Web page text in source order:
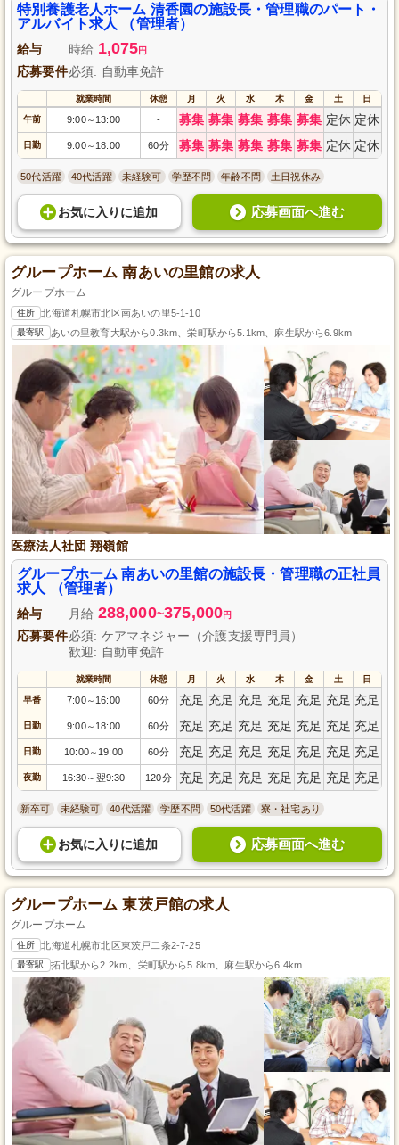
特別養護老人ホーム 清香園の施設長・管理職のパート・
アルバイト求人 （管理者）
給与 時給 1,075円
応募要件必須: 自動車免許
就業時間 休憩 月 火 水 木 金 土 日
午前 9:00～ 13:00 - 募集 募集 募集 募集 募集 定休 定休
日勤 9:00～ 18:00 60分 募集 募集 募集 募集 募集 定休 定休
50代活躍 40代活躍 未経験可 学歴不問 年齢不問 土日祝休み
お気に入り に追加 応募画面へ進む
グループホーム 南あいの里館の求人
グループホーム
住所 北海道札幌市北区南あいの里5-1-10
最寄駅 あいの里教育大駅から0.3km、栄町駅から5.1km、麻生駅から6.9km
医療法人社団 翔嶺館
グループホーム 南あいの里館の施設長・管理職の正社員
求人 （管理者）
給与 月給 288,000~375,000円
応募要件必須: ケアマネジャー（介護支援専門員）
歓迎: 自動車免許
就業時間 休憩 月 火 水 木 金 土 日
早番 7:00～ 16:00 60分 充足 充足 充足 充足 充足 充足 充足
日勤 9:00～ 18:00 60分 充足 充足 充足 充足 充足 充足 充足
日勤 10:00～ 19:00 60分 充足 充足 充足 充足 充足 充足 充足
夜勤 16:30～ 翌9:30 120分 充足 充足 充足 充足 充足 充足 充足
新卒可 未経験可 40代活躍 学歴不問 50代活躍 寮・社宅あり
お気に入り に追加 応募画面へ進む
グループホーム 東茨戸館の求人
グループホーム
住所 北海道札幌市北区東茨戸二条2-7-25
最寄駅 拓北駅から2.2km、栄町駅から5.8km、麻生駅から6.4km